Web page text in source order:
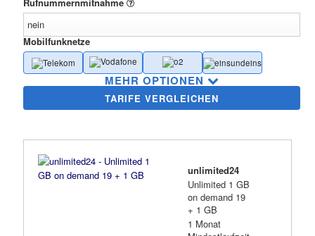
Mobilfunknetze
MEHR OPTIONEN
unlimited24
Unlimited 1 GB
on demand 19
+ 1 GB
1 Monat